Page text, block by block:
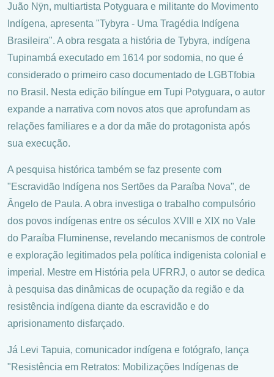
Juão Nÿn, multiartista Potyguara e militante do Movimento
Indígena, apresenta "Tybyra - Uma Tragédia Indígena
Brasileira". A obra resgata a história de Tybyra, indígena
Tupinambá executado em 1614 por sodomia, no que é
considerado o primeiro caso documentado de LGBTfobia
no Brasil. Nesta edição bilíngue em Tupi Potyguara, o autor
expande a narrativa com novos atos que aprofundam as
relações familiares e a dor da mãe do protagonista após
sua execução.
A pesquisa histórica também se faz presente com
"Escravidão Indígena nos Sertões da Paraíba Nova", de
Ângelo de Paula. A obra investiga o trabalho compulsório
dos povos indígenas entre os séculos XVIII e XIX no Vale
do Paraíba Fluminense, revelando mecanismos de controle
e exploração legitimados pela política indigenista colonial e
imperial. Mestre em História pela UFRRJ, o autor se dedica
à pesquisa das dinâmicas de ocupação da região e da
resistência indígena diante da escravidão e do
aprisionamento disfarçado.
Já Levi Tapuia, comunicador indígena e fotógrafo, lança
"Resistência em Retratos: Mobilizações Indígenas de